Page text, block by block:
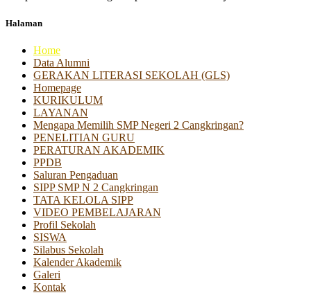
Halaman
Home
Data Alumni
GERAKAN LITERASI SEKOLAH (GLS)
Homepage
KURIKULUM
LAYANAN
Mengapa Memilih SMP Negeri 2 Cangkringan?
PENELITIAN GURU
PERATURAN AKADEMIK
PPDB
Saluran Pengaduan
SIPP SMP N 2 Cangkringan
TATA KELOLA SIPP
VIDEO PEMBELAJARAN
Profil Sekolah
SISWA
Silabus Sekolah
Kalender Akademik
Galeri
Kontak